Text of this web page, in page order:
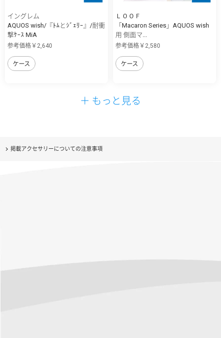
イングレム
AQUOS wish/『ﾄﾑとｼﾞｪﾘｰ』/耐衝
撃ｹｰｽ MiA
参考価格￥2,640
ケース
ＬＯＯＦ
「Macaron Series」AQUOS wish
用 側面マ...
参考価格￥2,580
ケース
＋ もっと見る
掲載アクセサリーについての注意事項